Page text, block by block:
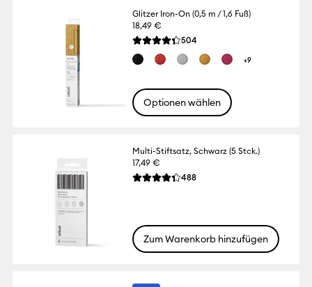
Glitzer Iron-On (0,5 m / 1,6 Fuß)
18,49 €
Die durchschnittliche Bewertung für
504
+9
Optionen wählen
Multi-Stiftsatz, Schwarz (5 Stck.)
17,49 €
Die durchschnittliche Bewertung für
488Reviews
Zum Warenkorb hinzufügen